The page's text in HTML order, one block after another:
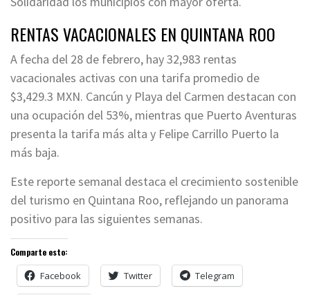
RENTAS VACACIONALES EN QUINTANA ROO
A fecha del 28 de febrero, hay 32,983 rentas
vacacionales activas con una tarifa promedio de
$3,429.3 MXN. Cancún y Playa del Carmen destacan con
una ocupación del 53%, mientras que Puerto Aventuras
presenta la tarifa más alta y Felipe Carrillo Puerto la
más baja.
Este reporte semanal destaca el crecimiento sostenible
del turismo en Quintana Roo, reflejando un panorama
positivo para las siguientes semanas.
Comparte esto:
Facebook Twitter Telegram